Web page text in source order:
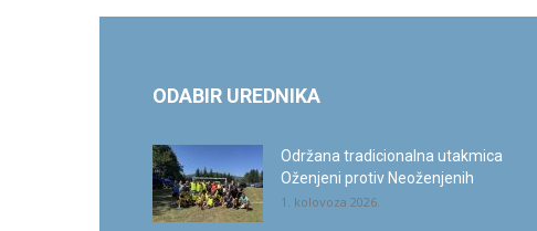
ODABIR UREDNIKA
Održana tradicionalna utakmica
Oženjeni protiv Neoženjenih
1. kolovoza 2026.